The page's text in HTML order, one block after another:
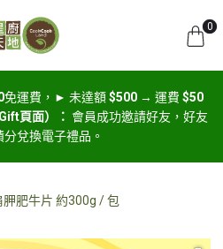
0
免運費，► 未達額$500 → 運費 $50
頁面）： 會員成功邀請好友，好友
兌換電子禮品。
胛肥牛片 約300g / 包